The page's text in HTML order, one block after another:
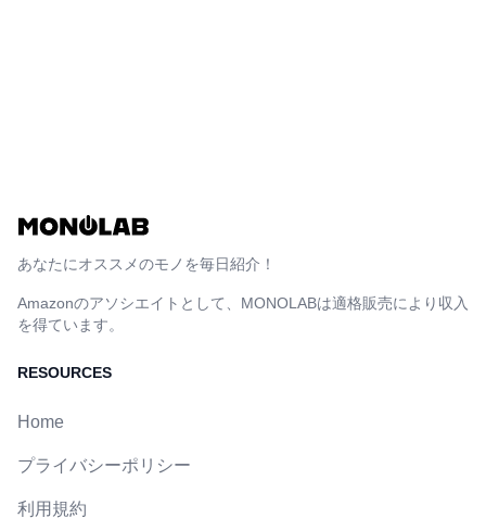
あなたにオススメのモノを毎日紹介！
Amazonのアソシエイトとして、MONOLABは適格販売により収入
を得ています。
RESOURCES
Home
プライバシーポリシー
利用規約